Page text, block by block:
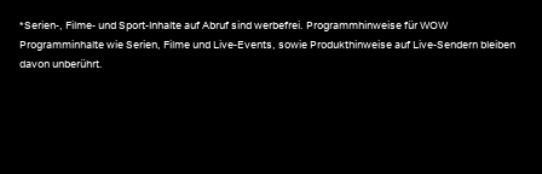
*Serien-, Filme- und Sport-Inhalte auf Abruf sind werbefrei. Programmhinweise für WOW
Programminhalte wie Serien, Filme und Live-Events, sowie Produkthinweise auf Live-Sendern bleiben
davon unberührt.